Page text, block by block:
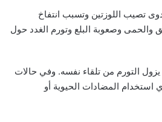
تصيب اللوزتين وتسبب انتفاخ
والحمى وصعوبة البلع وتورم الغدد حول
التورم من تلقاء نفسه. وفي حالات
المضادات الحيوية أو